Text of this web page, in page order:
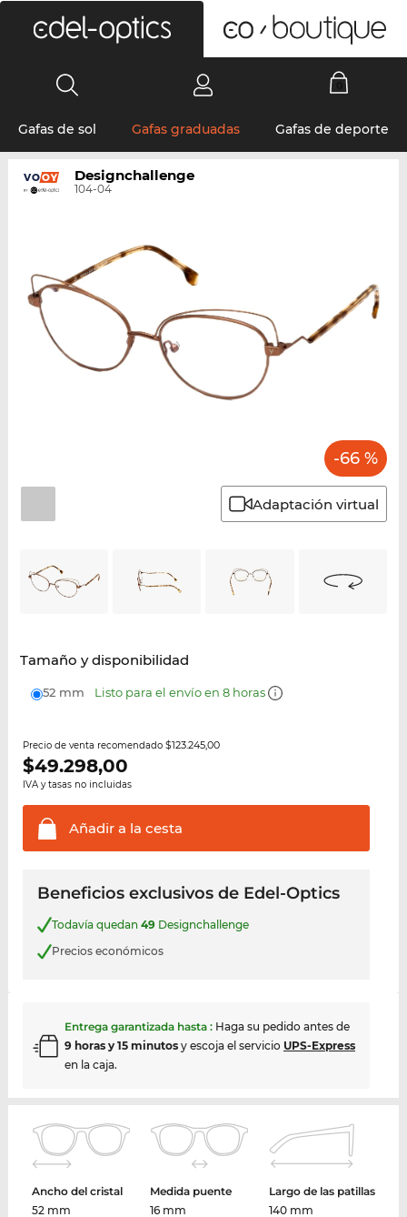
Gafas de sol Gafas graduadas Gafas de deporte
Designchallenge
104-04
-66 %
Adaptación virtual
Tamaño y disponibilidad
52 mm Listo para el envío en 8 horas
Precio de venta recomendado $123.245,00
$49.298,00
IVA y tasas no incluidas
Añadir a la cesta
Beneficios exclusivos de Edel-Optics
Todavía quedan 49Designchallenge
Precios económicos
Entrega garantizada hasta : Haga su pedido antes de
9 horas y 15 minutosy escoja el servicio UPS-Express
en la caja.
Ancho del cristal
52 mm
Medida puente
16 mm
Largo de las patillas
140 mm